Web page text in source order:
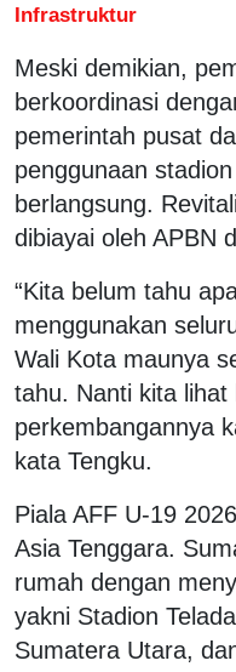
Infrastruktur
Meski demikian,
berkoordinasi
pemerintah pusat
penggunaan
berlangsung.
dibiayai oleh APBN
“Kita belum tahu
menggunakan
Wali Kota maunya
tahu. Nanti kita lihat
perkembangannya
kata Tengku.
Piala AFF U-19
Asia Tenggara.
rumah dengan
yakni Stadion
Sumatera Utara,